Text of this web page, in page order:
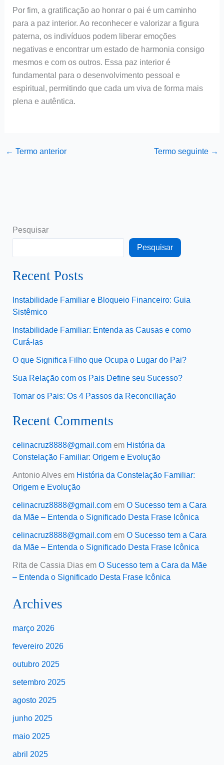
Por fim, a gratificação ao honrar o pai é um caminho
para a paz interior. Ao reconhecer e valorizar a figura
paterna, os indivíduos podem liberar emoções
negativas e encontrar um estado de harmonia consigo
mesmos e com os outros. Essa paz interior é
fundamental para o desenvolvimento pessoal e
espiritual, permitindo que cada um viva de forma mais
plena e autêntica.
← Termo anterior Termo seguinte →
Pesquisar
Pesquisar
Recent Posts
Instabilidade Familiar e Bloqueio Financeiro: Guia
Sistêmico
Instabilidade Familiar: Entenda as Causas e como
Curá-las
O que Significa Filho que Ocupa o Lugar do Pai?
Sua Relação com os Pais Define seu Sucesso?
Tomar os Pais: Os 4 Passos da Reconciliação
Recent Comments
celinacruz8888@gmail.comem História da
Constelação Familiar: Origem e Evolução
Antonio Alvesem História da Constelação Familiar:
Origem e Evolução
celinacruz8888@gmail.comem O Sucesso tem a Cara
da Mãe – Entenda o Significado Desta Frase Icônica
celinacruz8888@gmail.comem O Sucesso tem a Cara
da Mãe – Entenda o Significado Desta Frase Icônica
Rita de Cassia Diasem O Sucesso tem a Cara da Mãe
– Entenda o Significado Desta Frase Icônica
Archives
março 2026
fevereiro 2026
outubro 2025
setembro 2025
agosto 2025
junho 2025
maio 2025
abril 2025